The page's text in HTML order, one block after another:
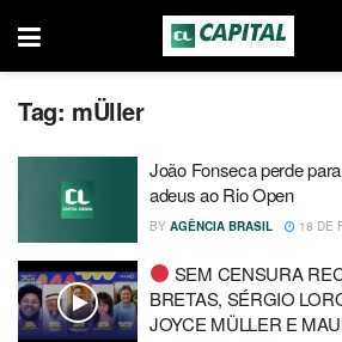
Tag: mÜller
João Fonseca perde
adeus ao Rio Open
BY AGÊNCIA BRASIL 18 DE
SEM CENSURA
BRETAS, SÉRGIO
JOYCE MÜLLER E